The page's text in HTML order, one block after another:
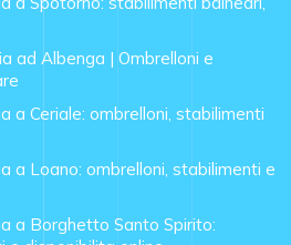
ad Albenga | Ombrelloni e
a Ceriale: ombrelloni, stabilimenti
a Loano: ombrelloni, stabilimenti e
a Borghetto Santo Spirito: